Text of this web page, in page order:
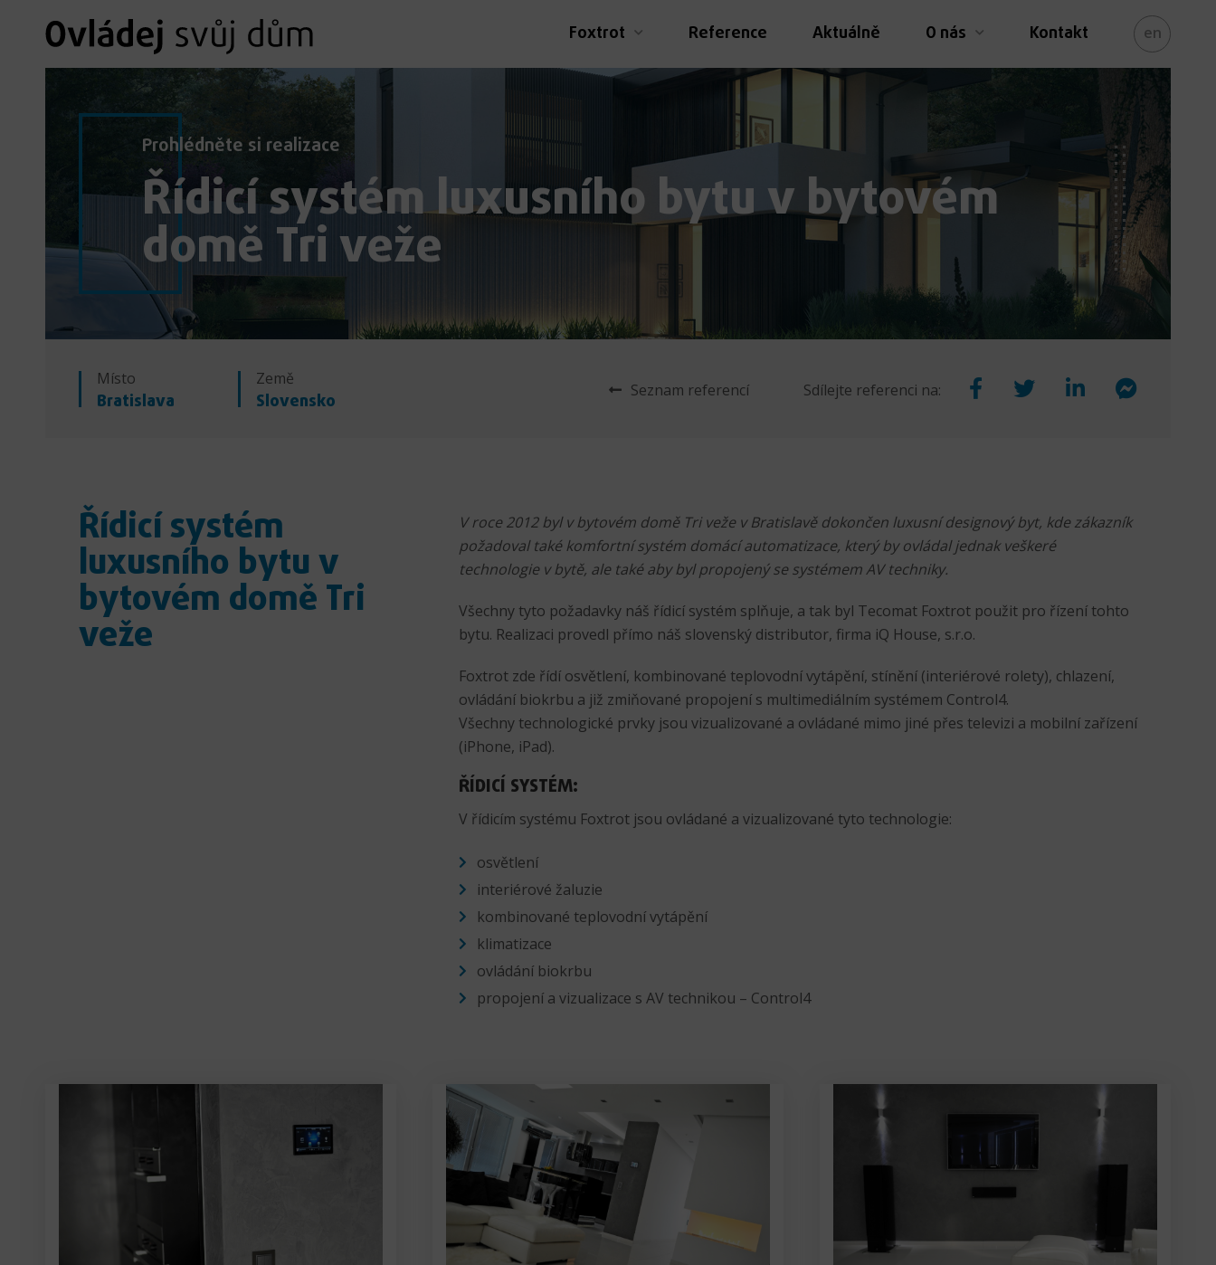
Foxtrot Reference Aktuálně O nás Kontakt en
Prohlédněte si realizace
Řídicí systém luxusního bytu v bytovém
domě Tri veže
Místo
Bratislava
Země
Slovensko Seznam referencí Sdílejte referenci na:
Řídicí systém
luxusního bytu v
bytovém domě Tri
veže
V roce 2012 byl v bytovém domě Tri veže v Bratislavě dokončen luxusní designový byt, kde zákazník
požadoval také komfortní systém domácí automatizace, který by ovládal jednak veškeré
technologie v bytě, ale také aby byl propojený sesystémem AV techniky.
Všechny tyto požadavky náš řídicí systém splňuje, a tak byl Tecomat Foxtrot použit pro řízení tohto
bytu. Realizaci provedl přímo náš slovenský distributor, firma iQ House, s.r.o.
Foxtrot zde řídí osvětlení, kombinované teplovodní vytápění, stínění (interiérové rolety), chlazení,
ovládání biokrbu a již zmiňované propojení s multimediálním systémem Control4.
Všechny technologické prvky jsou vizualizované a ovládané mimo jiné přes televizi a mobilní zařízení
(iPhone, iPad).
ŘÍDICÍ SYSTÉM:
V řídicím systému Foxtrot jsou ovládané a vizualizované tyto technologie:
osvětlení
interiérové žaluzie
kombinované teplovodní vytápění
klimatizace
ovládání biokrbu
propojení a vizualizace s AV technikou – Control4